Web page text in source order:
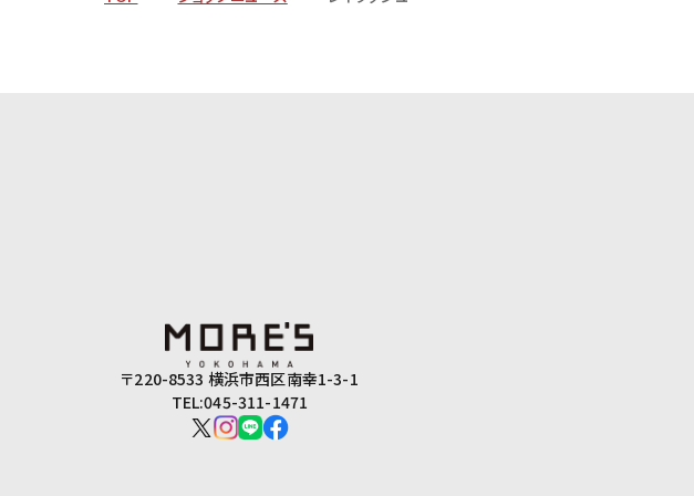
〒220-8533 横浜市西区南幸1-3-1
TEL:045-311-1471